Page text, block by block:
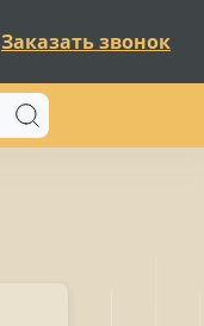
Заказать звонок